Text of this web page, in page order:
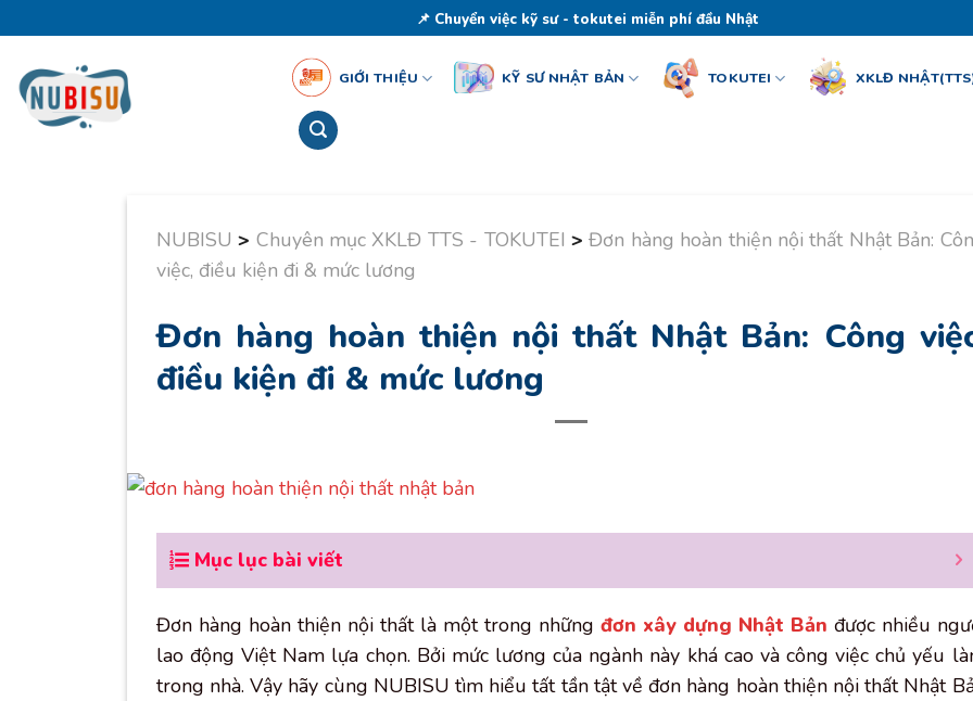
content
📌 Chuyển việc kỹ sư - tokutei miễn phí đầu Nhật
GIỚI THIỆU KỸ SƯ NHẬT BẢN TOKUTEI XKLĐ
NUBISU > Chuyên mục XKLĐ TTS - TOKUTEI >Đơn hàng hoàn thiện nội thất Nhật Bản:
việc, điều kiện đi & mức lương
Đơn hàng hoàn thiện nội thất Nhật Bản: Công
điều kiện đi & mức lương
Mục lục bài viết
Đơn hàng hoàn thiện nội thất là một trong những đơn xây dựng Nhật Bản được nhiều
lao động Việt Nam lựa chọn. Bởi mức lương của ngành này khá cao và công việc chủ yếu
trong nhà. Vậy hãy cùng NUBISU tìm hiểu tất tần tật về đơn hàng hoàn thiện nội thất Nhật